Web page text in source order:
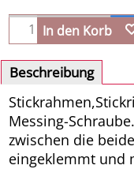
In den Korb
Beschreibung
Messing-
zwischen die
eingeklemmt und